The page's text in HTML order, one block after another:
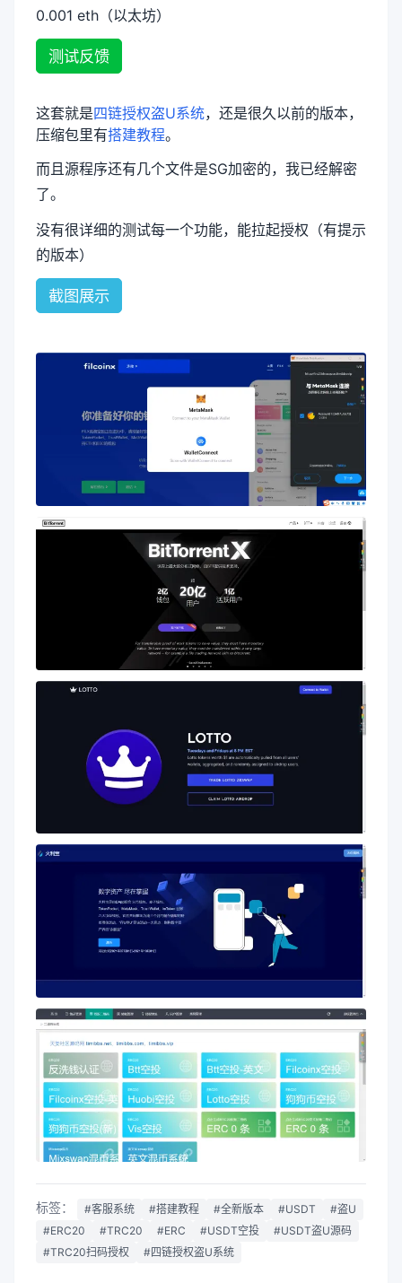
0.001 eth（以太坊）
测试反馈
这套就是四链授权盗U系统，还是很久以前的版本，
压缩包里有搭建教程。
而且源程序还有几个文件是SG加密的，我已经解密
了。
没有很详细的测试每一个功能，能拉起授权（有提示
的版本）
截图展示
标签： #客服系统 #搭建教程 #全新版本 #USDT
#盗U
#ERC20
#TRC20 #ERC #USDT空投
#USDT盗U源码
#TRC20扫码授权
#四链授权盗U系统